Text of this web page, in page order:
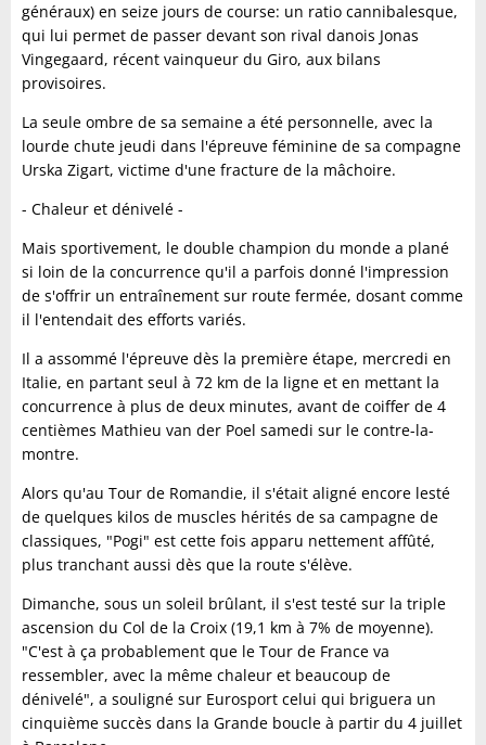
généraux) en seize jours de course: un ratio cannibalesque,
qui lui permet de passer devant son rival danois Jonas
Vingegaard, récent vainqueur du Giro, aux bilans
provisoires.
La seule ombre de sa semaine a été personnelle, avec la
lourde chute jeudi dans l'épreuve féminine de sa compagne
Urska Zigart, victime d'une fracture de la mâchoire.
- Chaleur et dénivelé -
Mais sportivement, le double champion du monde a plané
si loin de la concurrence qu'il a parfois donné l'impression
de s'offrir un entraînement sur route fermée, dosant comme
il l'entendait des efforts variés.
Il a assommé l'épreuve dès la première étape, mercredi en
Italie, en partant seul à 72 km de la ligne et en mettant la
concurrence à plus de deux minutes, avant de coiffer de 4
centièmes Mathieu van der Poel samedi sur le contre-la-
montre.
Alors qu'au Tour de Romandie, il s'était aligné encore lesté
de quelques kilos de muscles hérités de sa campagne de
classiques, "Pogi" est cette fois apparu nettement affûté,
plus tranchant aussi dès que la route s'élève.
Dimanche, sous un soleil brûlant, il s'est testé sur la triple
ascension du Col de la Croix (19,1 km à 7% de moyenne).
"C'est à ça probablement que le Tour de France va
ressembler, avec la même chaleur et beaucoup de
dénivelé", a souligné sur Eurosport celui qui briguera un
cinquième succès dans la Grande boucle à partir du 4 juillet